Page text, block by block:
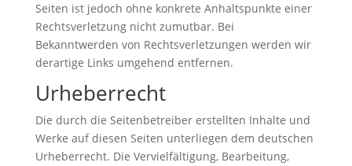
Seiten ist jedoch ohne konkrete Anhaltspunkte einer
Rechtsverletzung nicht zumutbar. Bei
Bekanntwerden von Rechtsverletzungen werden wir
derartige Links umgehend entfernen.
Urheberrecht
Die durch die Seitenbetreiber erstellten Inhalte und
Werke auf diesen Seiten unterliegen dem deutschen
Urheberrecht. Die Vervielfältigung, Bearbeitung,